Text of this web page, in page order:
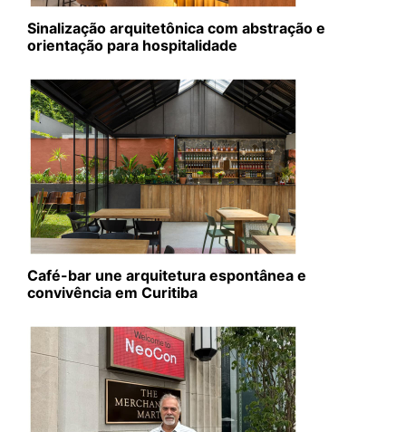
Sinalização arquitetônica com abstração e
orientação para hospitalidade
Café-bar une arquitetura espontânea e
convivência em Curitiba